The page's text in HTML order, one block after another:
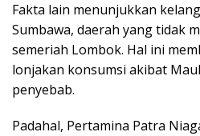
Fakta lain menunjukkan
Sumbawa, daerah yang tidak
semeriah Lombok. Hal ini
lonjakan konsumsi akibat
penyebab.
Padahal, Pertamina Patra